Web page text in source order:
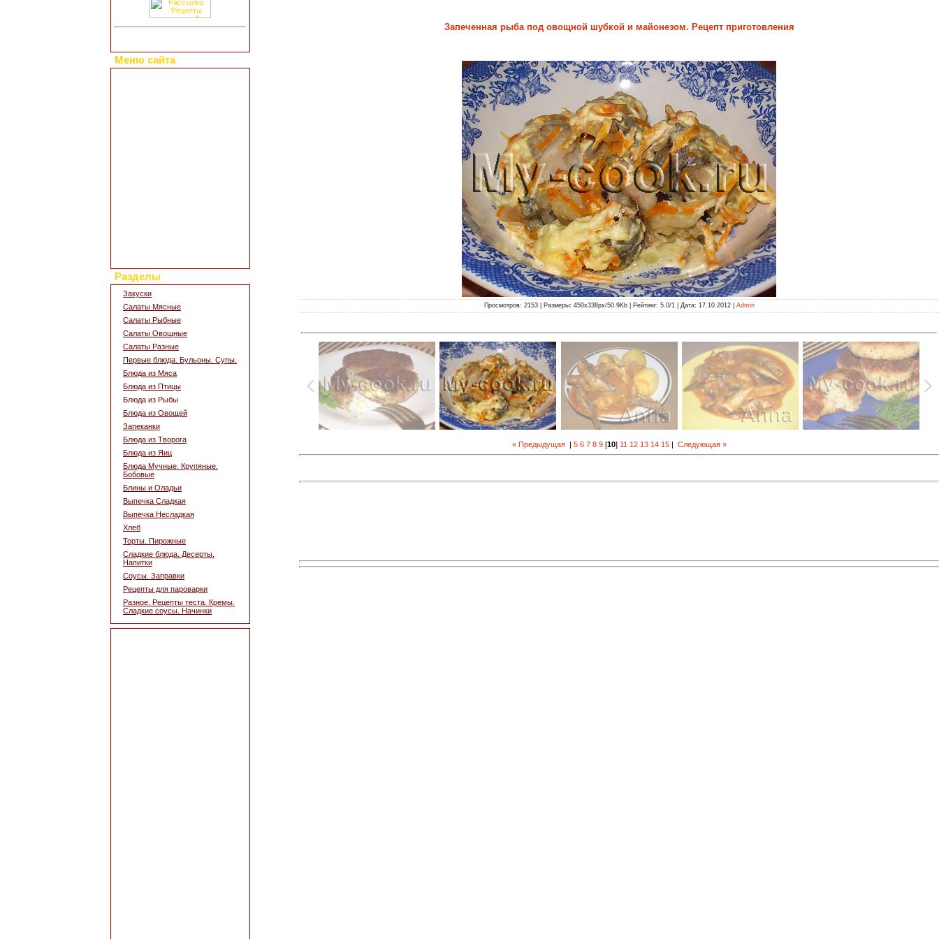
Меню сайта
Разделы
Закуски
Салаты Мясные
Салаты Рыбные
Салаты Овощные
Салаты Разные
Первые блюда. Бульоны. Супы.
Блюда из Мяса
Блюда из Птицы
Блюда из Рыбы
Блюда из Овощей
Запеканки
Блюда из Творога
Блюда из Яиц
Блюда Мучные. Крупяные.
Бобовые
Блины и Оладьи
Выпечка Сладкая
Выпечка Несладкая
Хлеб
Торты. Пирожные
Сладкие блюда. Десерты.
Напитки
Соусы. Заправки
Рецепты для пароварки
Разное. Рецепты теста. Кремы.
Сладкие соусы. Начинки
Запеченная рыба под овощной шубкой и майонезом. Рецепт приготовления
Просмотров: 2153 | Размеры: 450x338px/50.9Kb | Рейтинг: 5.0/1 | Дата: 17.10.2012 | Admin
« Предыдущая| 5 6 7 8 9[10] 11 12 13 14 15| Следующая »